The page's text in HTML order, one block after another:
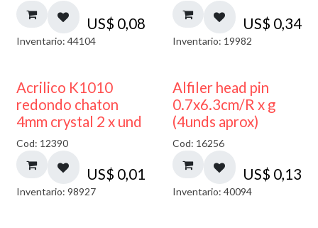
US$ 0,08
Inventario: 44104
US$ 0,34
Inventario: 19982
50% DESCUENTO
Acrilico K1010
redondo chaton
4mm crystal 2 x und
Cod: 12390
US$ 0,01
Inventario: 98927
Alfiler head pin
0.7x6.3cm/R x g
(4unds aprox)
Cod: 16256
US$ 0,13
Inventario: 40094